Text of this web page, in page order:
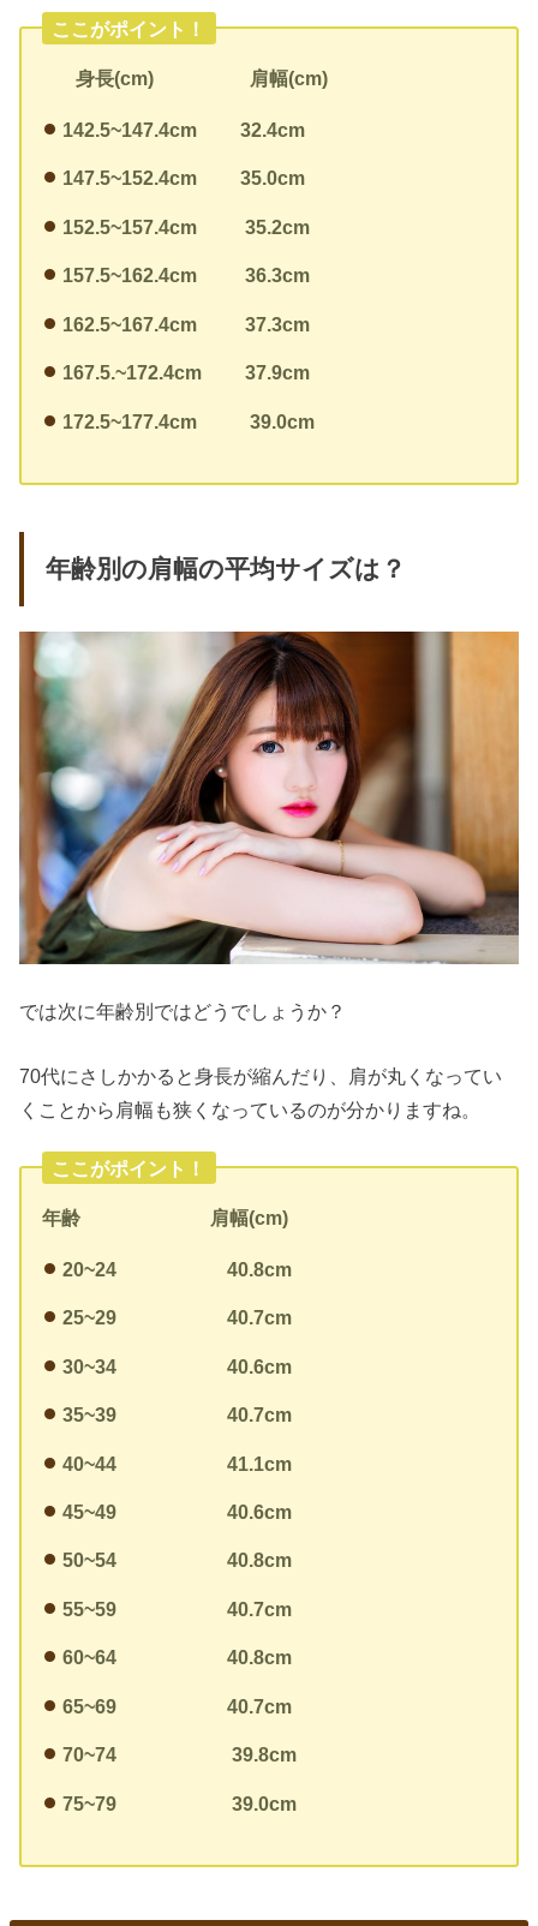
ここがポイント！
身長(cm) 肩幅(cm)
142.5~147.4cm 32.4cm
147.5~152.4cm 35.0cm
152.5~157.4cm 35.2cm
157.5~162.4cm 36.3cm
162.5~167.4cm 37.3cm
167.5.~172.4cm 37.9cm
172.5~177.4cm 39.0cm
年齢別の肩幅の平均サイズは？
では次に年齢別ではどうでしょうか？
70代にさしかかると身長が縮んだり、肩が丸くなってい
くことから肩幅も狭くなっているのが分かりますね。
ここがポイント！
年齢 肩幅(cm)
20~24 40.8cm
25~29 40.7cm
30~34 40.6cm
35~39 40.7cm
40~44 41.1cm
45~49 40.6cm
50~54 40.8cm
55~59 40.7cm
60~64 40.8cm
65~69 40.7cm
70~74 39.8cm
75~79 39.0cm